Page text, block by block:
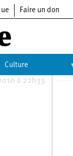
Faire un don
Culture
à 22h33.